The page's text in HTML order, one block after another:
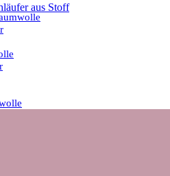
aus Stoff